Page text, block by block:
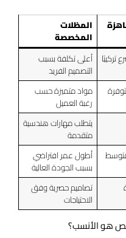
المظلات
المخصصة
تركيبًا أعلى تكلفة بسبب
التصميم الفريد
مواد متميزة حسب
رغبة العميل
يتطلب مهارات هندسية
متقدمة
أطول عمر افتراضي
بسبب الجودة العالية
تصاميم حصرية وفق
الاحتياجات
هو الأنسب؟